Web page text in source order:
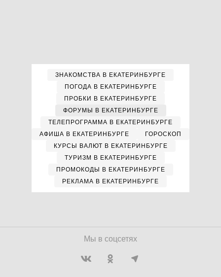
ЗНАКОМСТВА В ЕКАТЕРИНБУРГЕ
ПОГОДА В ЕКАТЕРИНБУРГЕ
ПРОБКИ В ЕКАТЕРИНБУРГЕ
ФОРУМЫ В ЕКАТЕРИНБУРГЕ
ТЕЛЕПРОГРАММА В ЕКАТЕРИНБУРГЕ
АФИША В ЕКАТЕРИНБУРГЕ
ГОРОСКОП
КУРСЫ ВАЛЮТ В ЕКАТЕРИНБУРГЕ
ТУРИЗМ В ЕКАТЕРИНБУРГЕ
ПРОМОКОДЫ В ЕКАТЕРИНБУРГЕ
РЕКЛАМА В ЕКАТЕРИНБУРГЕ
Мы в соцсетях